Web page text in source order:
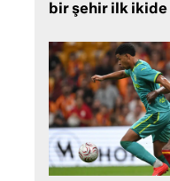
bir şehir ilk ikide